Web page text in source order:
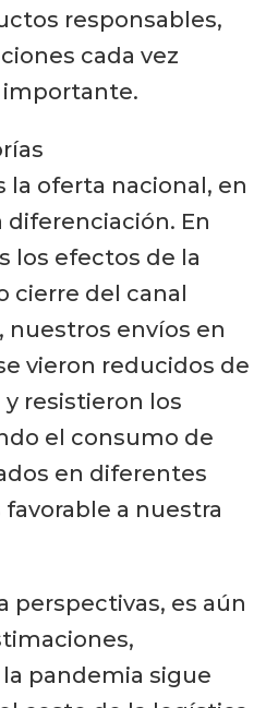
responsables,
cada vez
importante.
oferta nacional, en
diferenciación. En
los efectos de la
cierre del canal
nuestros envíos en
vieron reducidos de
resistieron los
el consumo de
en diferentes
a nuestra
perspectivas, es aún
pandemia sigue